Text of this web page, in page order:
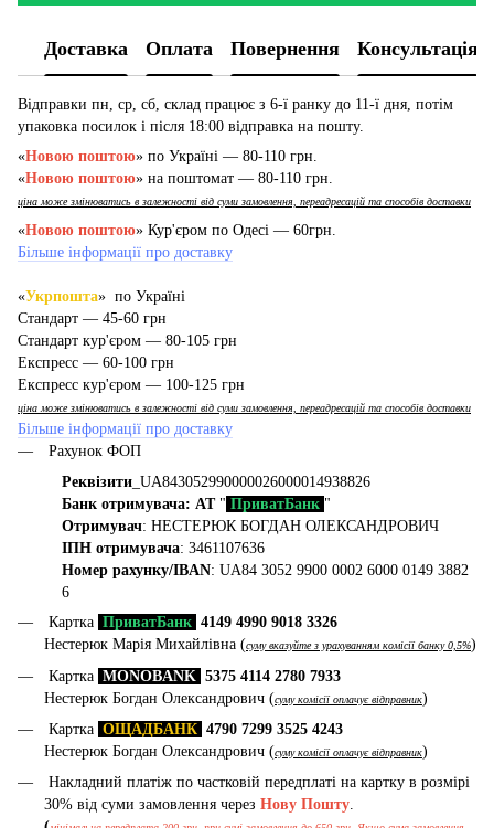
Доставка Оплата Повернення Консультація
Відправки пн, ср, сб, склад працює з 6-ї ранку до 11-ї дня, потім
упаковка посилок і після 18:00 відправка на пошту.
«Новою поштою» по Україні — 80-110 грн.
«Новою поштою» на поштомат — 80-110 грн.
ціна може змінюватись в залежності від суми замовлення, переадресацій та способів доставки
«Новою поштою» Кур'єром по Одесі — 60грн.
Більше інформації про доставку
«Укрпошта» по Україні
Стандарт — 45-60 грн
Стандарт кур'єром — 80-105 грн
Експресс — 60-100 грн
Експресс кур'єром — 100-125 грн
ціна може змінюватись в залежності від суми замовлення, переадресацій та способів доставки
Більше інформації про доставку
Рахунок ФОП
Реквізити _UA843052990000026000014938826
Банк отримувача: АТ" ПриватБанк "
Отримувач: НЕСТЕРЮК БОГДАН ОЛЕКСАНДРОВИЧ
ІПН отримувача: 3461107636
Номер рахунку/IBAN: UA84 3052 9900 0002 6000 0149 3882
6
Картка ПриватБанк 4149 4990 9018 3326
Нестерюк Марія Михайлівна (суму вказуйте з урахуванням комісії банку 0,5%)
Картка MONOBANK 5375 4114 2780 7933
Нестерюк Богдан Олександрович (суму комісії оплачує відправник)
Картка ОЩАДБАНК 4790 7299 3525 4243
Нестерюк Богдан Олександрович (суму комісії оплачує відправник)
Накладний платіж по частковій передплаті на картку в розмірі
30% від суми замовлення через Нову Пошту.